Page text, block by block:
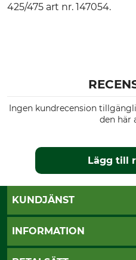
425/475 art nr. 147054.
Ingen kundrecension
den här
Lägg till
KUNDJÄNST
Öppettider
Vanliga frågor
INFORMATION
Butik Vansbro